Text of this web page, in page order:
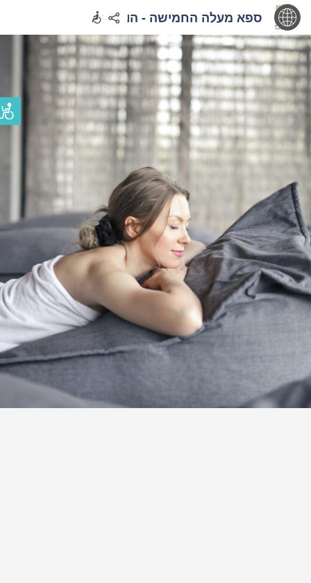
ספא מעלה החמישה - הוחלף